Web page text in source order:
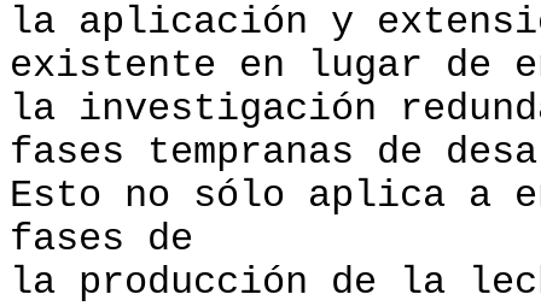
la aplicación y
existente en lugar de
la investigación
fases tempranas de
Esto no sólo aplica a
fases de
la producción de la